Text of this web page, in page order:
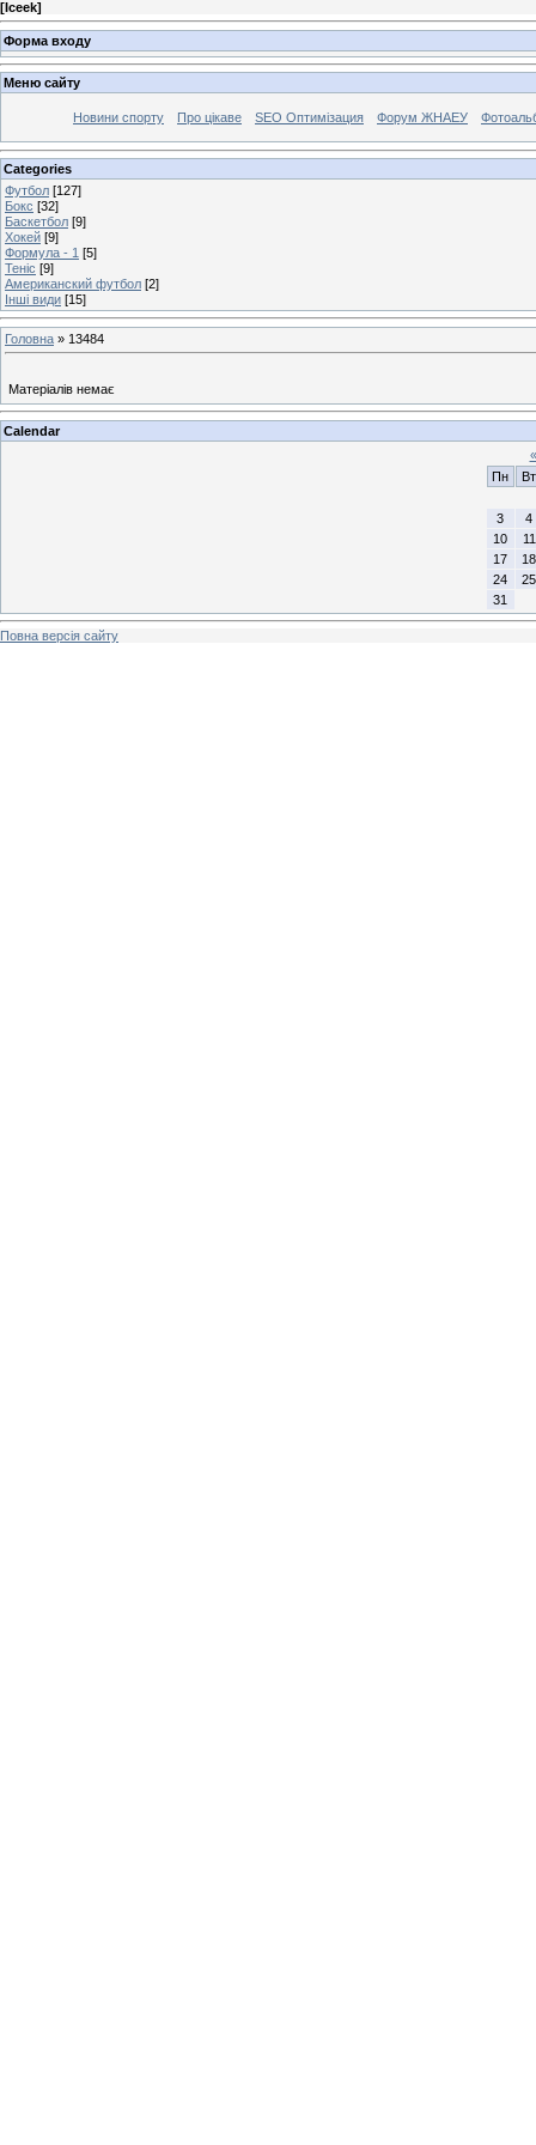
[Iceek]
Форма входу
Меню сайту
Новини спорту Про цікаве SEO Оптимізация Форум ЖНАЕУ
Categories
Футбол [127]
Бокс [32]
Баскетбол [9]
Хокей [9]
Формула - 1 [5]
Теніс [9]
Американский футбол [2]
Інші види [15]
Головна » 13484
Матеріалів немає
Calendar
«
Пн
Вт
3
4
10
11
17
18
24
25
31
Повна версія сайту